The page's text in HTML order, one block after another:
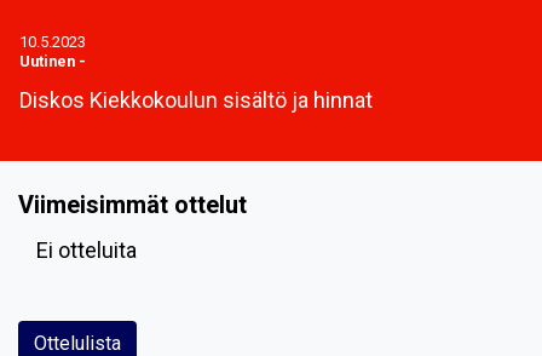
10.5.2023
Uutinen -
Diskos Kiekkokoulun sisältö ja hinnat
Viimeisimmät ottelut
Ei otteluita
Ottelulista